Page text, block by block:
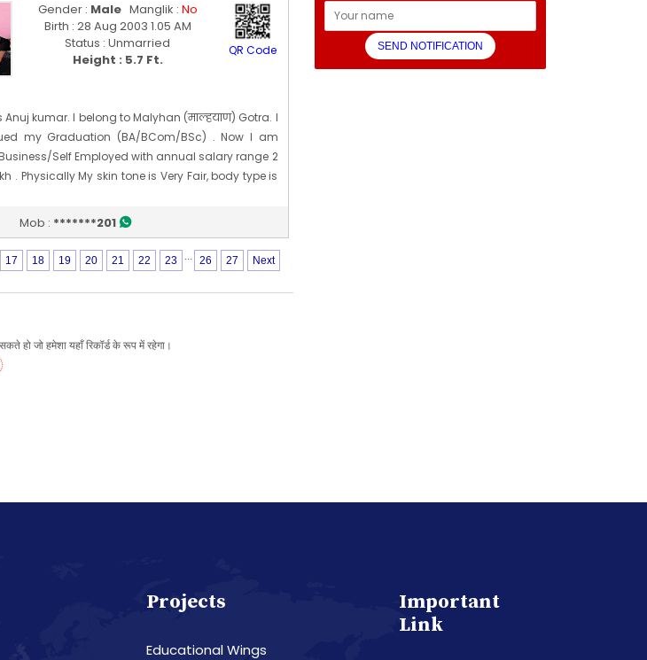
Gender : MaleManglik : No
Birth : 28 Aug 2003 1.05 AM
Status : Unmarried
Height : 5.7 Ft.
QR Code
Anuj kumar. I belong to Malyhan (माल्‍हयाण) Gotra. I
my Graduation (BA/BCom/BSc) . Now I am
Self Employed with annual salary range 2
. Physically My skin tone is Very Fair, body type is
ON : 22/05/2026 10:26 PM
Mob : *******201
17 18 19 20 21 22 23 ... 26 27 Next
हो जो हमेशा यहाँ रिकॉर्ड के रूप में रहेगा।
Projects
Educational Wings
Important
Link